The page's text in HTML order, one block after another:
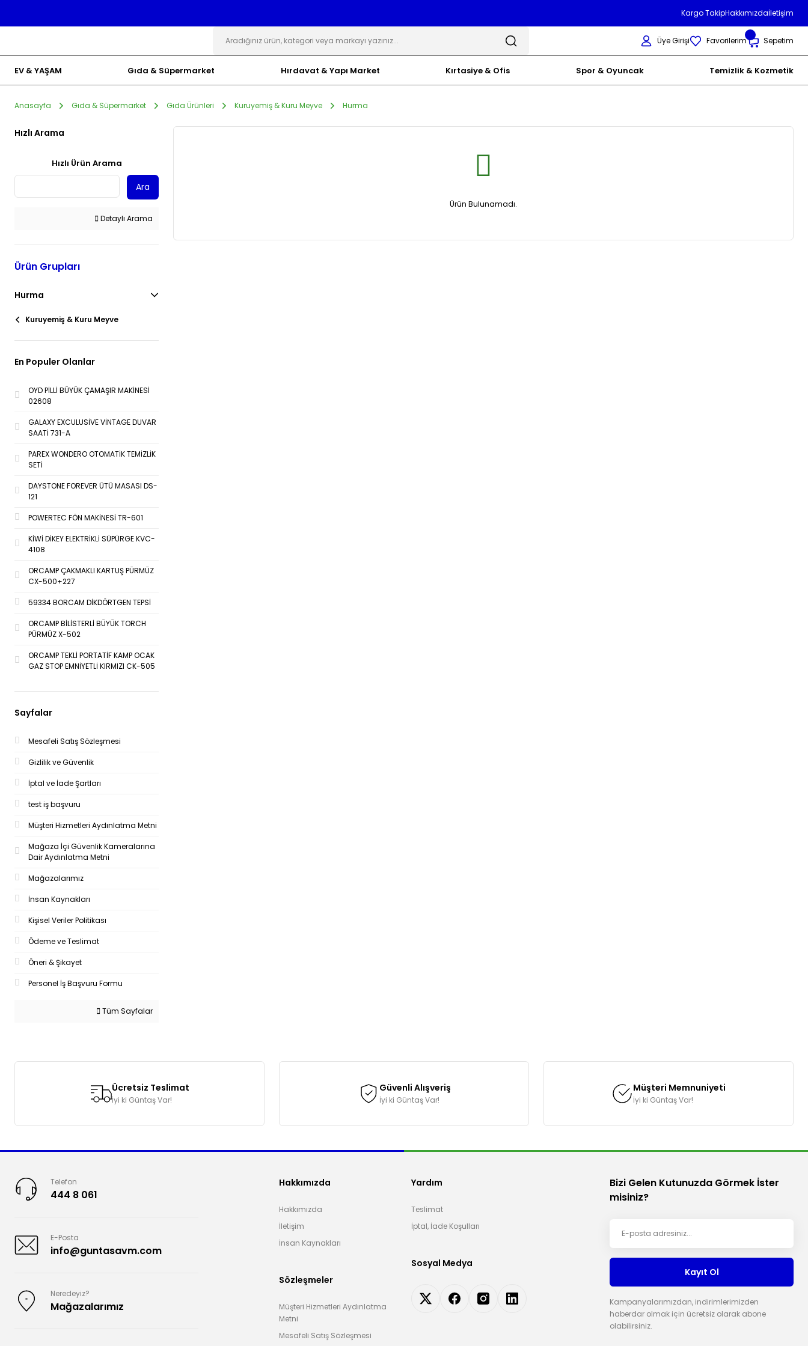
Kargo TakipHakkımızdaİletişim
Üye Girişi Favorilerim Sepetim
EV & YAŞAM Gıda & Süpermarket Hırdavat & Yapı Market Kırtasiye & Ofis Spor & Oyuncak Temizlik & Kozmetik
Anasayfa Gıda & Süpermarket Gıda Ürünleri Kuruyemiş & Kuru Meyve Hurma
Hızlı Arama
Hızlı Ürün Arama
Ara
Detaylı Arama
Ürün Grupları
Hurma
Kuruyemiş & Kuru Meyve
En Populer Olanlar
OYD PİLLİ BÜYÜK ÇAMAŞIR MAKİNESİ
02608
GALAXY EXCULUSİVE VİNTAGE DUVAR
SAATİ 731-A
PAREX WONDERO OTOMATİK TEMİZLİK
SETİ
DAYSTONE FOREVER ÜTÜ MASASI DS-
121
POWERTEC FÖN MAKİNESİ TR-601
KİWİ DİKEY ELEKTRİKLİ SÜPÜRGE KVC-
4108
ORCAMP ÇAKMAKLI KARTUŞ PÜRMÜZ
CX-500+227
59334 BORCAM DİKDÖRTGEN TEPSİ
ORCAMP BİLİSTERLİ BÜYÜK TORCH
PÜRMÜZ X-502
ORCAMP TEKLİ PORTATİF KAMP OCAK
GAZ STOP EMNİYETLİ KIRMIZI CK-505
Sayfalar
Mesafeli Satış Sözleşmesi
Gizlilik ve Güvenlik
İptal ve İade Şartları
test iş başvuru
Müşteri Hizmetleri Aydınlatma Metni
Mağaza İçi Güvenlik Kameralarına
Dair Aydınlatma Metni
Mağazalarımız
İnsan Kaynakları
Kişisel Veriler Politikası
Ödeme ve Teslimat
Öneri & Şikayet
Personel İş Başvuru Formu
Tüm Sayfalar
Ürün Bulunamadı.
Ücretsiz Teslimat
İyi ki Güntaş Var!
Güvenli Alışveriş
İyi ki Güntaş Var!
Müşteri Memnuniyeti
İyi ki Güntaş Var!
Telefon
444 8 061
E-Posta
info@guntasavm.com
Neredeyiz?
Mağazalarımız
Hakkımızda
Hakkımızda
İletişim
İnsan Kaynakları
Sözleşmeler
Müşteri Hizmetleri Aydınlatma
Metni
Mesafeli Satış Sözleşmesi
Yardım
Teslimat
İptal, İade Koşulları
Sosyal Medya
Bizi Gelen Kutunuzda Görmek İster
misiniz?
Kayıt Ol
Kampanyalarımızdan, indirimlerimizden
haberdar olmak için ücretsiz olarak abone
olabilirsiniz.